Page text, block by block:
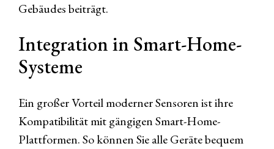
Gebäudes beiträgt.
Integration in Smart-Home-
Systeme
Ein großer Vorteil moderner Sensoren ist ihre
Kompatibilität mit gängigen Smart-Home-
Plattformen. So können Sie alle Geräte bequem